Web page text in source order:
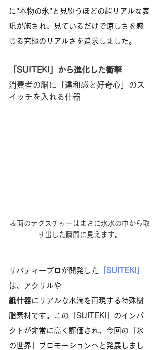
に"本物の氷"と見紛うほどの超リアルな表
現が施され、見ているだけで涼しさを感
じる究極のリアルさを追求しました。
「SUITEKI」から進化した衝撃
消費者の脳に「違和感と好奇心」のス
イッチを入れる什器
表面のテクスチャーはまさに氷水の中から取
り出した瞬間に見えます。
リバティープロが開発した
「SUITEKI」
は、アクリルや
紙什器にリアルな水滴を再現する特殊樹
脂素材です。この「SUITEKI」のインパ
クトが非常に高く評価され、今回の「氷
の世界」プロモーションへと発展しまし